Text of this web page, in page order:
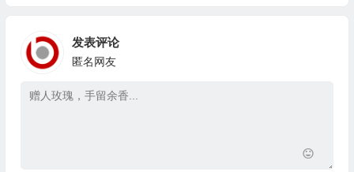
发表评论
匿名网友